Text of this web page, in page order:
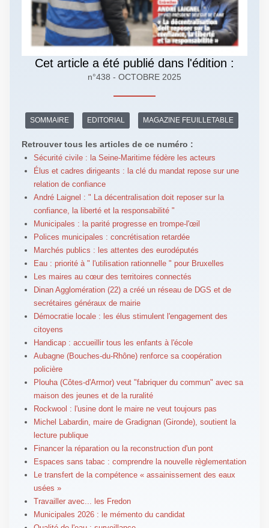
Cet article a été publié dans l'édition :
n°438 - OCTOBRE 2025
SOMMAIRE EDITORIAL MAGAZINE FEUILLETABLE
Retrouver tous les articles de ce numéro :
Sécurité civile : la Seine-Maritime fédère les acteurs
Élus et cadres dirigeants : la clé du mandat repose sur une
relation de confiance
André Laignel : " La décentralisation doit reposer sur la
confiance, la liberté et la responsabilité "
Municipales : la parité progresse en trompe-l'œil
Polices municipales : concrétisation retardée
Marchés publics : les attentes des eurodéputés
Eau : priorité à " l'utilisation rationnelle " pour Bruxelles
Les maires au cœur des territoires connectés
Dinan Agglomération (22) a créé un réseau de DGS et de
secrétaires généraux de mairie
Démocratie locale : les élus stimulent l'engagement des
citoyens
Handicap : accueillir tous les enfants à l'école
Aubagne (Bouches-du-Rhône) renforce sa coopération
policière
Plouha (Côtes-d'Armor) veut "fabriquer du commun" avec sa
maison des jeunes et de la ruralité
Rockwool : l'usine dont le maire ne veut toujours pas
Michel Labardin, maire de Gradignan (Gironde), soutient la
lecture publique
Financer la réparation ou la reconstruction d'un pont
Espaces sans tabac : comprendre la nouvelle règlementation
Le transfert de la compétence « assainissement des eaux
usées »
Travailler avec... les Fredon
Municipales 2026 : le mémento du candidat